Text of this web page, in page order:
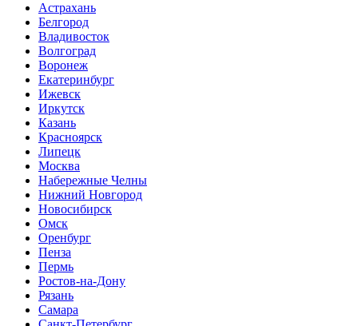
Астрахань
Белгород
Владивосток
Волгоград
Воронеж
Екатеринбург
Ижевск
Иркутск
Казань
Красноярск
Липецк
Москва
Набережные Челны
Нижний Новгород
Новосибирск
Омск
Оренбург
Пенза
Пермь
Ростов-на-Дону
Рязань
Самара